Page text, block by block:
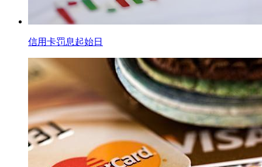
信用卡罚息起始日